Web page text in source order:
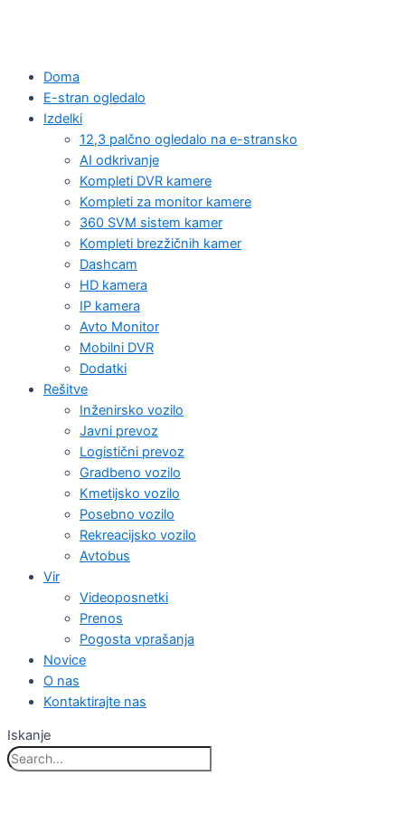
Doma
E-stran ogledalo
Izdelki
12,3 palčno ogledalo na e-stransko
AI odkrivanje
Kompleti DVR kamere
Kompleti za monitor kamere
360 SVM sistem kamer
Kompleti brezžičnih kamer
Dashcam
HD kamera
IP kamera
Avto Monitor
Mobilni DVR
Dodatki
Rešitve
Inženirsko vozilo
Javni prevoz
Logistični prevoz
Gradbeno vozilo
Kmetijsko vozilo
Posebno vozilo
Rekreacijsko vozilo
Avtobus
Vir
Videoposnetki
Prenos
Pogosta vprašanja
Novice
O nas
Kontaktirajte nas
Iskanje